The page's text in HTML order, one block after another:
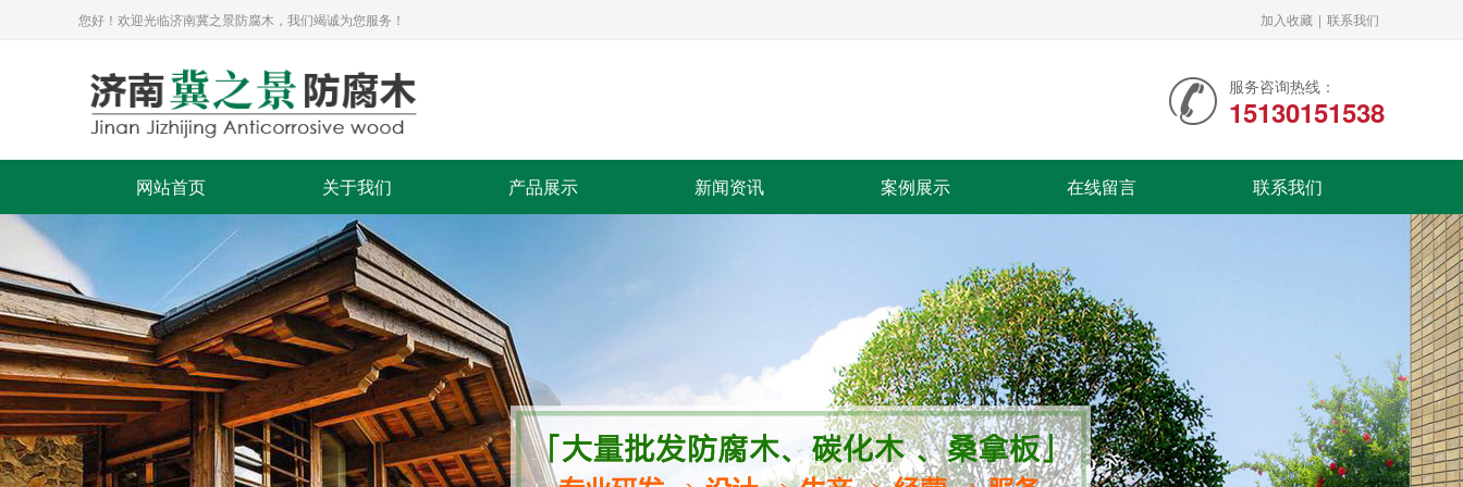
您好！欢迎光临济南冀之景防腐木，我们竭诚为您服务！ 加入收藏 | 联系我们
服务咨询热线：
15130151538
网站首页 关于我们 产品展示 新闻资讯 案例展示 在线留言 联系我们